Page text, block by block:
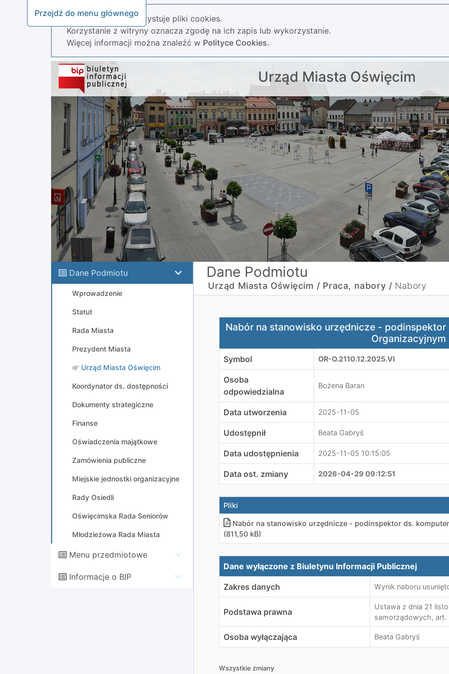
Przejdź do menu głównego
Nasza strona wykorzystuje pliki cookies.
Korzystanie z witryny oznacza zgodę na ich zapis lub wykorzystanie.
Więcej informacji można znaleźć w Polityce Cookies.
Urząd Miasta Oświęcim
Dane Podmiotu
Wprowadzenie
Statut
Rada Miasta
Prezydent Miasta
Urząd Miasta Oświęcim
Koordynator ds. dostępności
Dokumenty strategiczne
Finanse
Oświadczenia majątkowe
Zamówienia publiczne
Miejskie jednostki organizacyjne
Rady Osiedli
Oświęcimska Rada Seniorów
Młodzieżowa Rada Miasta
Menu przedmiotowe
Informacje o BIP
Dane Podmiotu
Urząd Miasta Oświęcim / Praca, nabory / Nabory
Nabór na stanowisko urzędnicze - podinspektor ds.
Nabór na stanowisko urzędnicze -
Organizacyjnym
Symbol OR-O.2110.12.2025.VI
Osoba
odpowiedzialna
Bożena Baran
Data utworzenia 2025-11-05
Udostępnił Beata Gabryś
Data udostępnienia 2025-11-05 10:15:05
Data ost. zmiany 2026-04-29 09:12:51
Pliki
Nabór na stanowisko urzędnicze - podinspektor ds.
(811,50 kB)
Dane wyłączone z Biuletynu Informacji Publicznej
Dane wyłączone z Biuletynu Informacji Publicznej
Zakres danych Wynik naboru
Podstawa prawna
Ustawa z dnia 21
samorządowych, art.
Osoba wyłączająca Beata Gabryś
Wszystkie zmiany